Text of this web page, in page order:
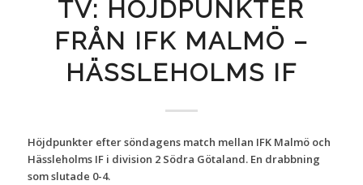
TV: HÖJDPUNKTER
FRÅN IFK MALMÖ –
HÄSSLEHOLMS IF
Höjdpunkter efter söndagens match mellan IFK Malmö och
Hässleholms IF i division 2 Södra Götaland. En drabbning
som slutade 0-4.